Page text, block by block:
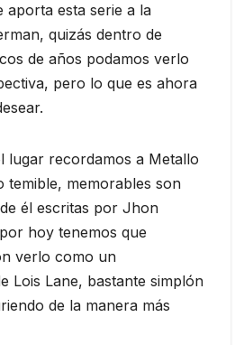
aporta esta serie a la
quizás dentro de
de años podamos verlo
pero lo que es ahora
lugar recordamos a Metallo
temible, memorables son
él escritas por Jhon
hoy tenemos que
verlo como un
Lois Lane, bastante simplón
de la manera más